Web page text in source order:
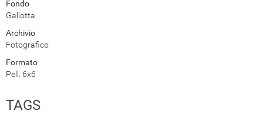
Fondo
Gallotta
Archivio
Fotografico
Formato
Pell. 6x6
TAGS